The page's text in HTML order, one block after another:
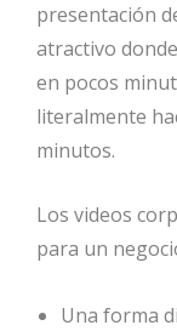
presentación
atractivo
en pocos
literalmente
minutos.
Los videos
para un
Una forma